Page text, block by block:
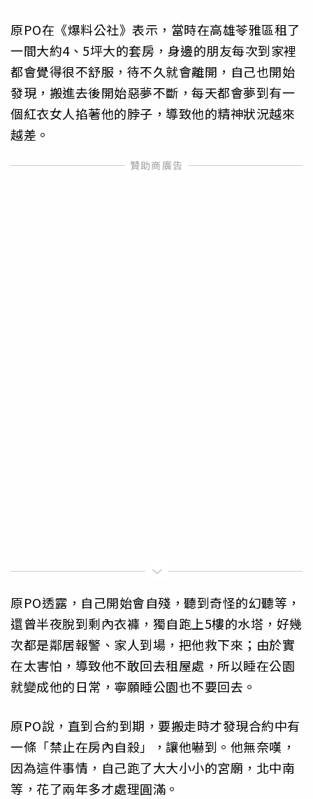
原PO在《爆料公社》表示，當時在高雄苓雅區租了
一間大約4、5坪大的套房，身邊的朋友每次到家裡
都會覺得很不舒服，待不久就會離開，自己也開始
發現，搬進去後開始惡夢不斷，每天都會夢到有一
個紅衣女人掐著他的脖子，導致他的精神狀況越來
越差。
原PO透露，自己開始會自殘，聽到奇怪的幻聽等，
還曾半夜脫到剩內衣褲，獨自跑上5樓的水塔，好幾
次都是鄰居報警、家人到場，把他救下來；由於實
在太害怕，導致他不敢回去租屋處，所以睡在公園
就變成他的日常，寧願睡公園也不要回去。
原PO說，直到合約到期，要搬走時才發現合約中有
一條「禁止在房內自殺」，讓他嚇到。他無奈嘆，
因為這件事情，自己跑了大大小小的宮廟，北中南
等，花了兩年多才處理圓滿。